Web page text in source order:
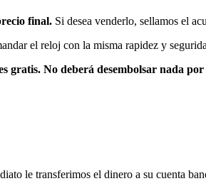
final. Si desea venderlo, sellamos el
el reloj con la misma rapidez y
gratis. No deberá desembolsar nada
le transferimos el dinero a su cuenta